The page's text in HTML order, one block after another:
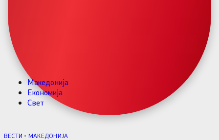
Македонија
Економија
Свет
ВЕСТИ • МАКЕДОНИЈА